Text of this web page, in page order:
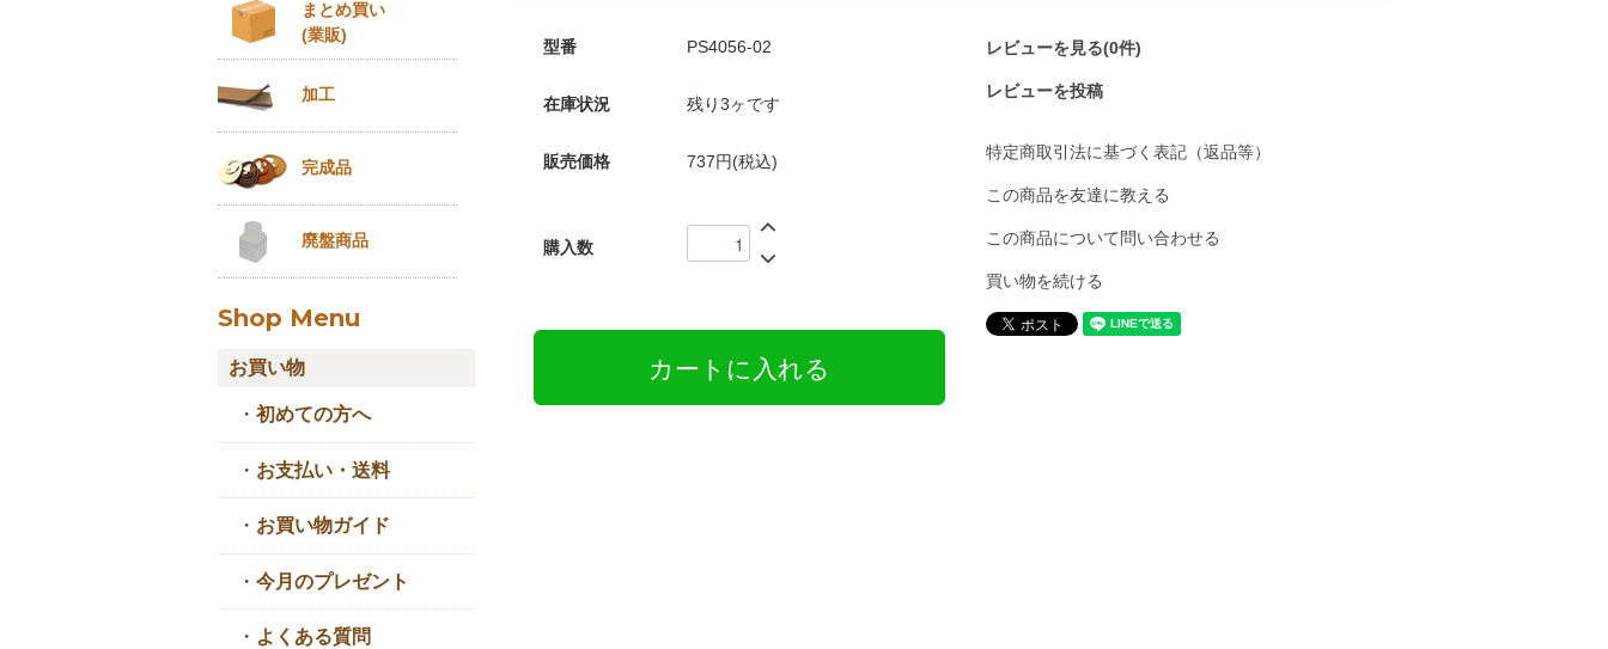
型番 PS4056-02
在庫状況 残り3ヶです
販売価格 737円(税込)
購入数
レビューを見る(0件)
レビューを投稿
特定商取引法に基づく表記（返品等）
この商品を友達に教える
この商品について問い合わせる
買い物を続ける
まとめ買い
(業販)
加工
完成品
廃盤商品
Shop Menu
お買い物
・ 初めての方へ
・ お支払い・送料
・ お買い物ガイド
・ 今月のプレゼント
・ よくある質問